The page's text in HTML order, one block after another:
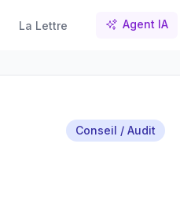
La Lettre Agent IA
Conseil / Audit